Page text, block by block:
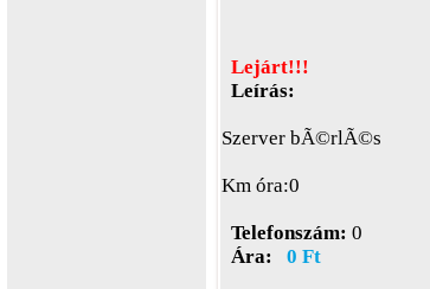
Lejárt!!!
Leírás:
Szerver bÃ©rlÃ©s
Km óra:0
Telefonszám: 0
Ára:
0 Ft